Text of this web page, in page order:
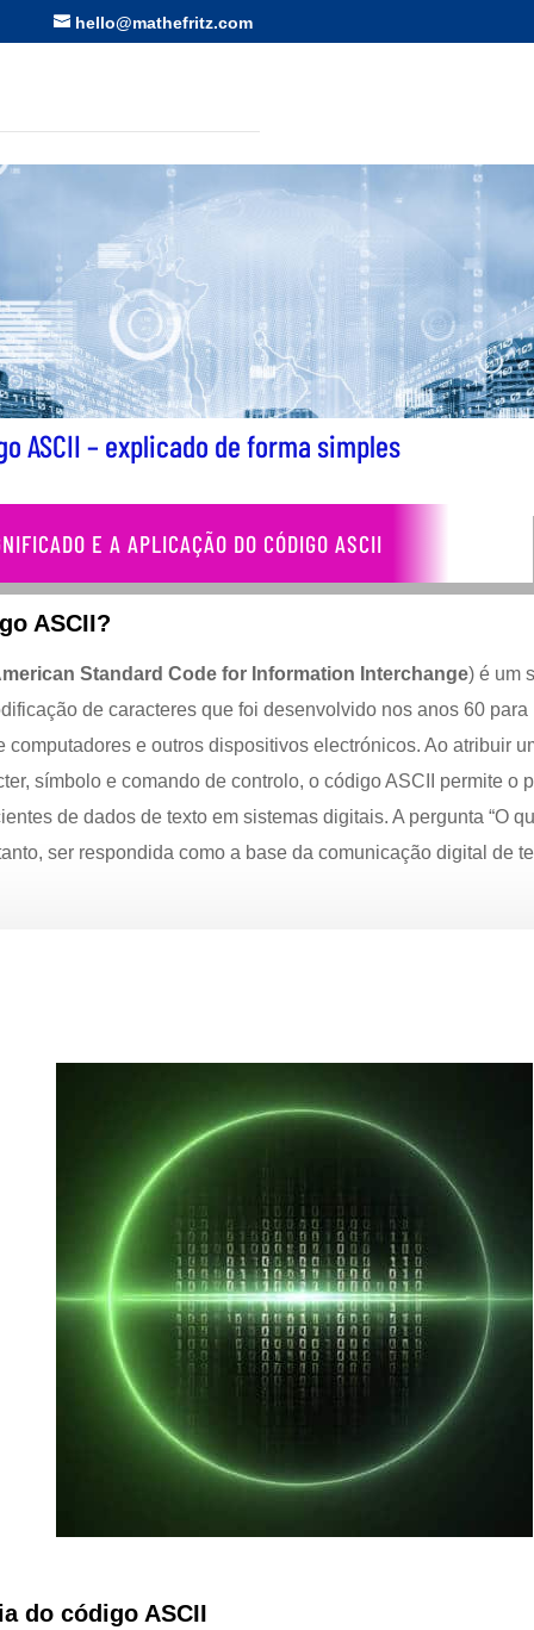
hello@mathefritz.com
ASCII – explicado de forma simples
E A APLICAÇÃO DO CÓDIGO ASCII
ASCII?
Standard Code for Information Interchange) é um
de caracteres que foi desenvolvido nos anos 60 para
computadores e outros dispositivos electrónicos. Ao atribuir
símbolo e comando de controlo, o código ASCII permite o
de dados de texto em sistemas digitais. A pergunta “O
ser respondida como a base da comunicação digital de
do código ASCII